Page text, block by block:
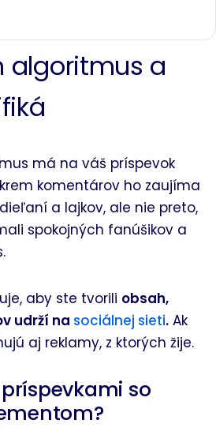
algoritmus a
má na váš príspevok
komentárov ho zaujíma
a lajkov, ale nie preto,
spokojných fanúšikov a
aby ste tvorili obsah,
udrží na sociálnej sieti. Ak
aj reklamy, z ktorých žije.
so